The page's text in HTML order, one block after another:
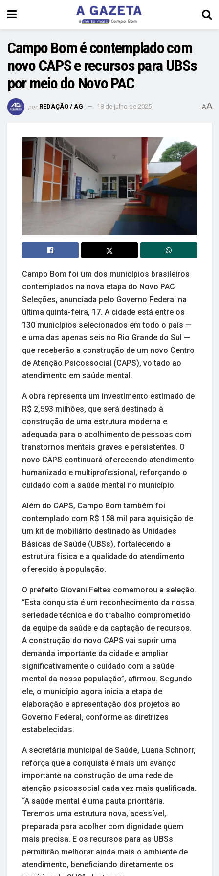
Campo Bom é contemplado com
novo CAPS e recursos para UBSs
por meio do Novo PAC
por REDAÇÃO / AG 18 de julho de 2025 AA
Campo Bom foi um dos municípios brasileiros
contemplados na nova etapa do Novo PAC
Seleções, anunciada pelo Governo Federal na
última quinta-feira, 17. A cidade está entre os
130 municípios selecionados em todo o país —
e uma das apenas seis no Rio Grande do Sul —
que receberão a construção de um novo Centro
de Atenção Psicossocial (CAPS), voltado ao
atendimento em saúde mental.
A obra representa um investimento estimado de
R$ 2,593 milhões, que será destinado à
construção de uma estrutura moderna e
adequada para o acolhimento de pessoas com
transtornos mentais graves e persistentes. O
novo CAPS continuará oferecendo atendimento
humanizado e multiprofissional, reforçando o
cuidado com a saúde mental no município.
Além do CAPS, Campo Bom também foi
contemplado com R$ 158 mil para aquisição de
um kit de mobiliário destinado às Unidades
Básicas de Saúde (UBSs), fortalecendo a
estrutura física e a qualidade do atendimento
oferecido à população.
O prefeito Giovani Feltes comemorou a seleção.
“Esta conquista é um reconhecimento da nossa
seriedade técnica e do trabalho comprometido
da equipe da saúde e da captação de recursos.
A construção do novo CAPS vai suprir uma
demanda importante da cidade e ampliar
significativamente o cuidado com a saúde
mental da nossa população”, afirmou. Segundo
ele, o município agora inicia a etapa de
elaboração e apresentação dos projetos ao
Governo Federal, conforme as diretrizes
estabelecidas.
A secretária municipal de Saúde, Luana Schnorr,
reforça que a conquista é mais um avanço
importante na construção de uma rede de
atenção psicossocial cada vez mais qualificada.
“A saúde mental é uma pauta prioritária.
Teremos uma estrutura nova, acessível,
preparada para acolher com dignidade quem
mais precisa. E os recursos para as UBSs
permitirão melhorar ainda mais o ambiente de
atendimento, beneficiando diretamente os